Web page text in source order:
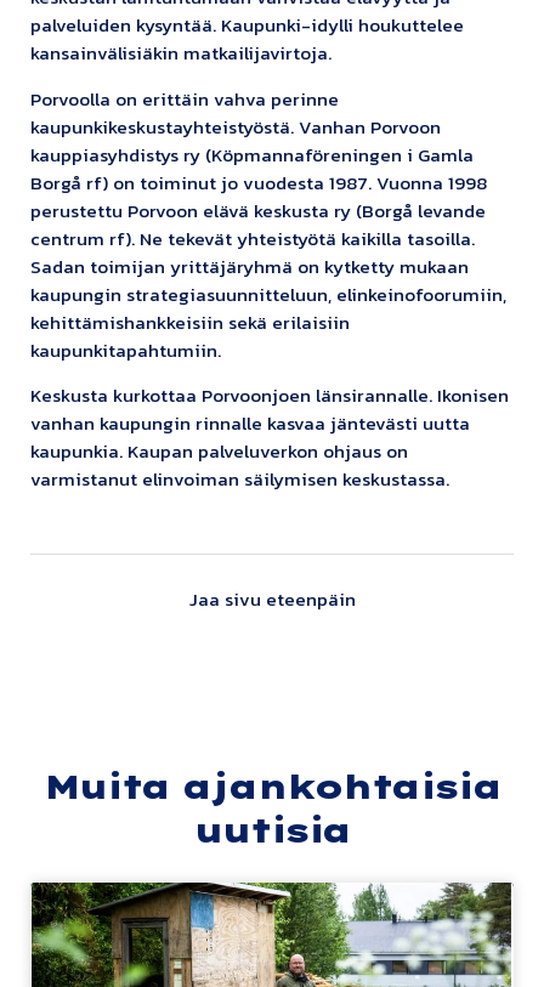
palveluiden kysyntää. Kaupunki-idylli houkuttelee
kansainvälisiäkin matkailijavirtoja.
Porvoolla on erittäin vahva perinne
kaupunkikeskustayhteistyöstä. Vanhan Porvoon
kauppiasyhdistys ry (Köpmannaföreningen i Gamla
Borgå rf) on toiminut jo vuodesta 1987. Vuonna 1998
perustettu Porvoon elävä keskusta ry (Borgå levande
centrum rf). Ne tekevät yhteistyötä kaikilla tasoilla.
Sadan toimijan yrittäjäryhmä on kytketty mukaan
kaupungin strategiasuunnitteluun, elinkeinofoorumiin,
kehittämishankkeisiin sekä erilaisiin
kaupunkitapahtumiin.
Keskusta kurkottaa Porvoonjoen länsirannalle. Ikonisen
vanhan kaupungin rinnalle kasvaa jäntevästi uutta
kaupunkia. Kaupan palveluverkon ohjaus on
varmistanut elinvoiman säilymisen keskustassa.
Jaa sivu eteenpäin
Muita ajankohtaisia
uutisia